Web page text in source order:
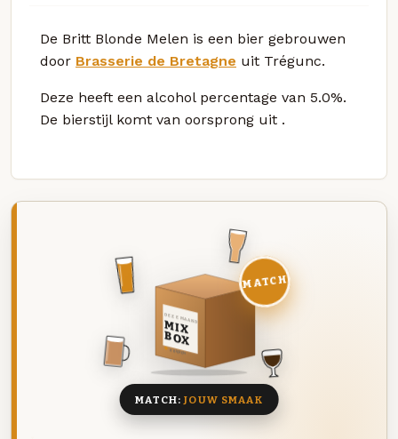
De Britt Blonde Melen is een bier gebrouwen
door Brasserie de Bretagne uit Trégunc.
Deze heeft een alcohol percentage van 5.0%.
De bierstijl komt van oorsprong uit .
DEZE MAAND
MIX
BOX
8 BIEREN
MATCH
MATCH:JOUW SMAAK